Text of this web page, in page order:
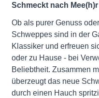
Schmeckt nach Mee(h)r
Ob als purer Genuss
Schweppes sind in der
Klassiker und erfreuen
oder zu Hause - bei
Beliebtheit. Zusammen
überzeugt das neue
durch einen Hauch